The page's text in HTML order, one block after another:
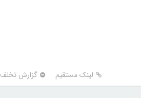
لینک مستقیم گزارش تخلف